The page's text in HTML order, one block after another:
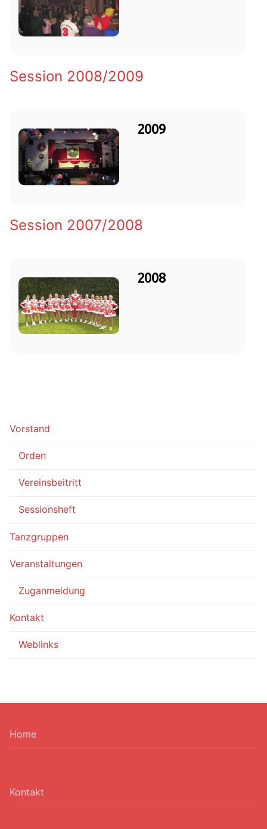
Session 2008/2009
2009
Session 2007/2008
2008
Vorstand
Orden
Vereinsbeitritt
Sessionsheft
Tanzgruppen
Veranstaltungen
Zuganmeldung
Kontakt
Weblinks
Home
Kontakt